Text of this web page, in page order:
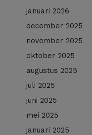
januari 2026
december 2025
november 2025
oktober 2025
augustus 2025
juli 2025
juni 2025
mei 2025
januari 2025